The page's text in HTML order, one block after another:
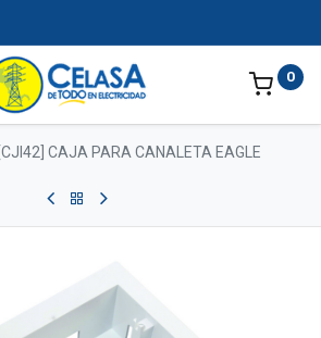
0
[CJI42] CAJA PARA CANALETA EAGLE